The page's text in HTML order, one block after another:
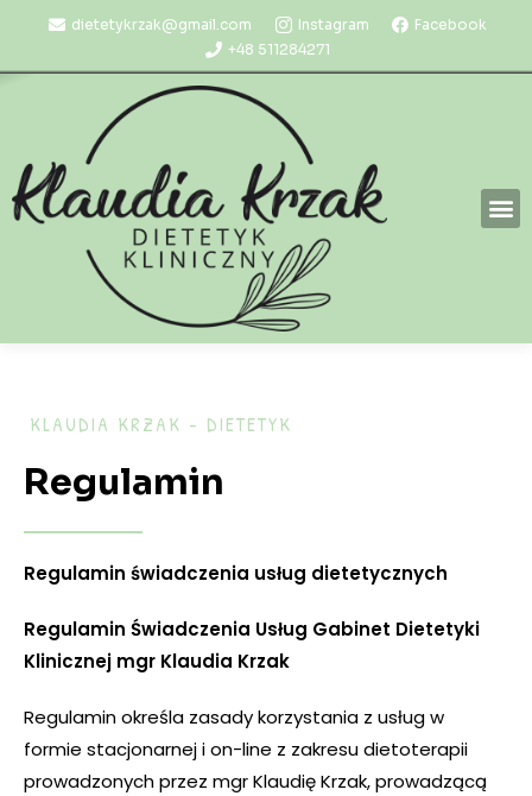
dietetykrzak@gmail.com Instagram
Facebook
+48 511284271
KLAUDIA KRZAK - DIETETYK
Regulamin
Regulamin świadczenia usług dietetycznych
Regulamin Świadczenia Usług Gabinet Dietetyki
Klinicznej mgr Klaudia Krzak
Regulamin określa zasady korzystania z usług w
formie stacjonarnej i on-line z zakresu dietoterapii
prowadzonych przez mgr Klaudię Krzak, prowadzącą